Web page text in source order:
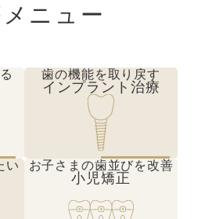
ニュー
歯の機能を取り戻す
インプラント治療
い お子さまの歯並びを改善
小児矯正